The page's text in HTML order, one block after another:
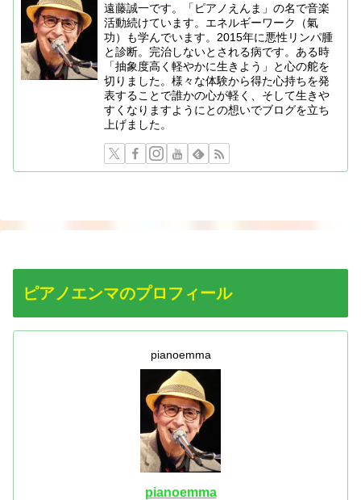
遠藤誠一です。「ピアノえんま」の名で音楽
活動続けています。エネルギーワーク（氣
功）も学んでいます。2015年に悪性リンパ腫
と診断。完治しないとされる病です。ある時
「抽象度高く軽やかに生きよう」と心の舵を
切りました。様々な体験から得た心持ちを発
表することで誰かの心が軽く、そして生きや
すくなりますようにとの想いでブログを立ち
上げました。
ピアノエンマのプロフィール
pianoemma
pianoemma